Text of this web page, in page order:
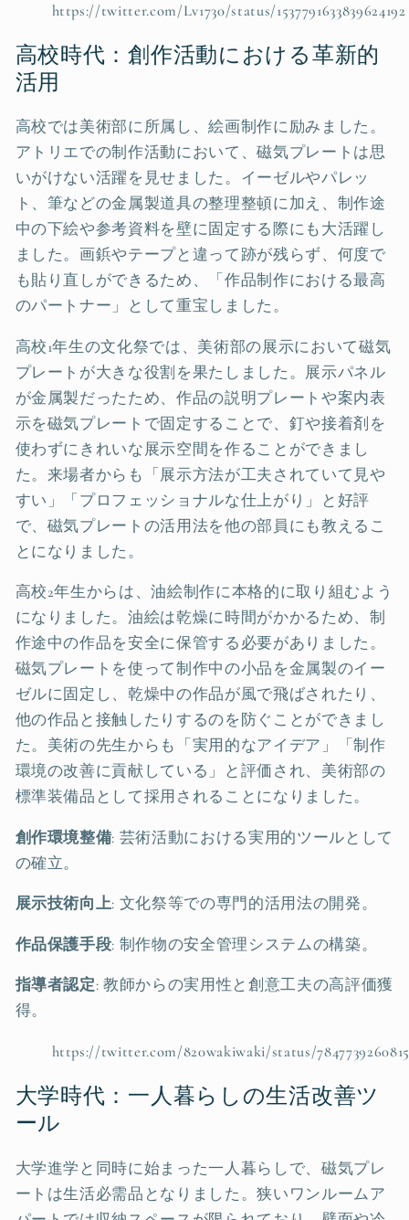
https://twitter.com/Lv1730/status/1537791633839624192
高校時代：創作活動における革新的
活用
高校では美術部に所属し、絵画制作に励みました。
アトリエでの制作活動において、磁気プレートは思
いがけない活躍を見せました。イーゼルやパレッ
ト、筆などの金属製道具の整理整頓に加え、制作途
中の下絵や参考資料を壁に固定する際にも大活躍し
ました。画鋲やテープと違って跡が残らず、何度で
も貼り直しができるため、「作品制作における最高
のパートナー」として重宝しました。
高校1年生の文化祭では、美術部の展示において磁気
プレートが大きな役割を果たしました。展示パネル
が金属製だったため、作品の説明プレートや案内表
示を磁気プレートで固定することで、釘や接着剤を
使わずにきれいな展示空間を作ることができまし
た。来場者からも「展示方法が工夫されていて見や
すい」「プロフェッショナルな仕上がり」と好評
で、磁気プレートの活用法を他の部員にも教えるこ
とになりました。
高校2年生からは、油絵制作に本格的に取り組むよう
になりました。油絵は乾燥に時間がかかるため、制
作途中の作品を安全に保管する必要がありました。
磁気プレートを使って制作中の小品を金属製のイー
ゼルに固定し、乾燥中の作品が風で飛ばされたり、
他の作品と接触したりするのを防ぐことができまし
た。美術の先生からも「実用的なアイデア」「制作
環境の改善に貢献している」と評価され、美術部の
標準装備品として採用されることになりました。
創作環境整備: 芸術活動における実用的ツールとして
の確立。
展示技術向上: 文化祭等での専門的活用法の開発。
作品保護手段: 制作物の安全管理システムの構築。
指導者認定: 教師からの実用性と創意工夫の高評価獲
得。
https://twitter.com/820wakiwaki/status/
大学時代：一人暮らしの生活改善ツ
ール
大学進学と同時に始まった一人暮らしで、磁気プレ
ートは生活必需品となりました。狭いワンルームア